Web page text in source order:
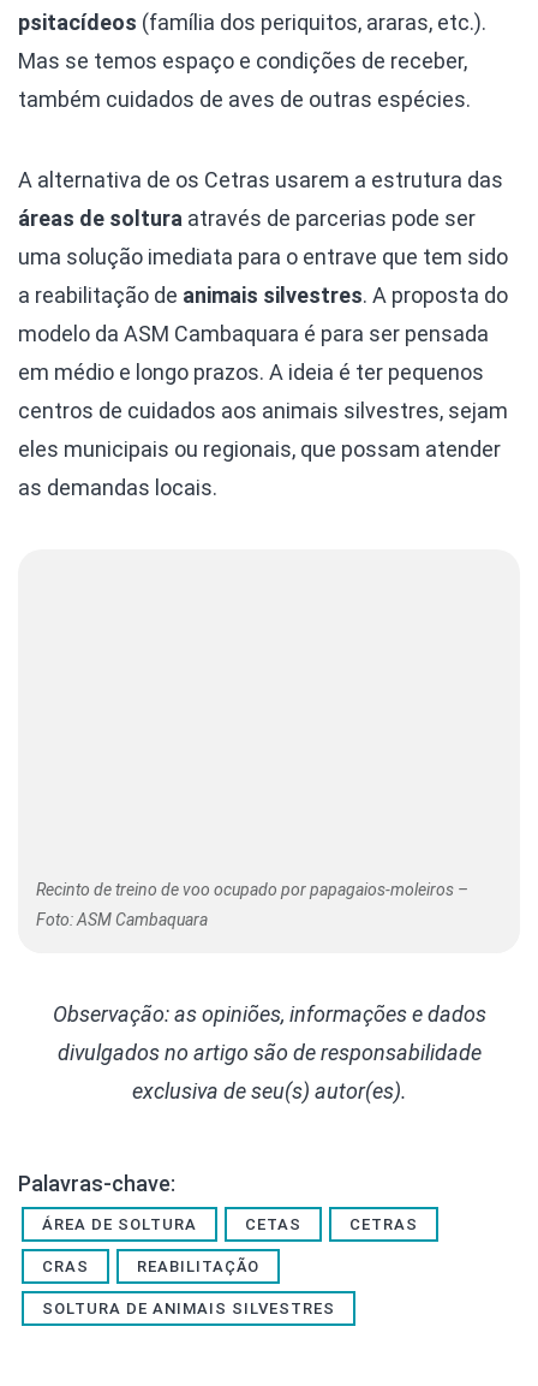
psitacídeos (família dos periquitos, araras, etc.).
Mas se temos espaço e condições de receber,
também cuidados de aves de outras espécies.
A alternativa de os Cetras usarem a estrutura das
áreas de soltura através de parcerias pode ser
uma solução imediata para o entrave que tem sido
a reabilitação de animais silvestres. A proposta do
modelo da ASM Cambaquara é para ser pensada
em médio e longo prazos. A ideia é ter pequenos
centros de cuidados aos animais silvestres, sejam
eles municipais ou regionais, que possam atender
as demandas locais.
Recinto de treino de voo ocupado por papagaios-moleiros –
Foto: ASM Cambaquara
Observação: as opiniões, informações e dados
divulgados no artigo são de responsabilidade
exclusiva de seu(s) autor(es).
Palavras-chave:
ÁREA DE SOLTURA CETAS CETRAS
CRAS REABILITAÇÃO
SOLTURA DE ANIMAIS SILVESTRES